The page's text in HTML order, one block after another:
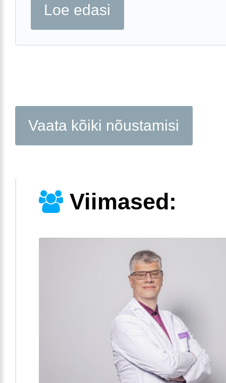
Loe edasi
Vaata kõiki nõustamisi
Viimased: